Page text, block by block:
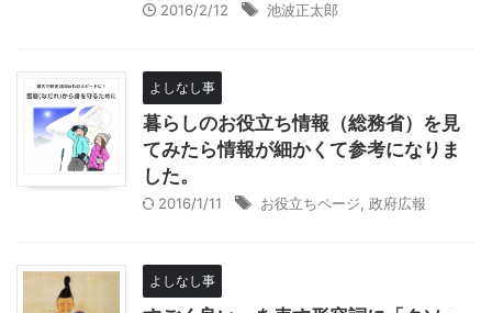
2016/2/12 池波正太郎
よしなし事
暮らしのお役立ち情報（総務省）を見
てみたら情報が細かくて参考になりま
した。
2016/1/11 お役立ちページ 政府広報
よしなし事